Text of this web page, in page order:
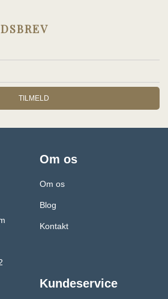
TILMELD
Om os
Om os
Blog
Kontakt
Kundeservice